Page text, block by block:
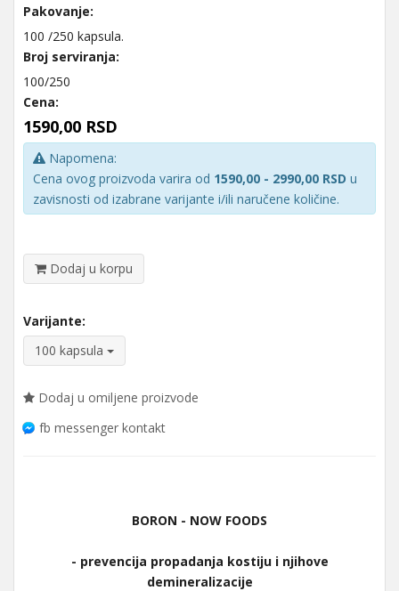
Pakovanje:
100 /250 kapsula.
Broj serviranja:
100/250
Cena:
1590,00 RSD
Napomena:
Cena ovog proizvoda varira od 1590,00 - 2990,00 RSD u
zavisnosti od izabrane varijante i/ili naručene količine.
Dodaj u korpu
Varijante:
100 kapsula
Dodaj u omiljene proizvode
fb messenger kontakt
BORON - NOW FOODS
- prevencija propadanja kostiju i njihove
demineralizacije